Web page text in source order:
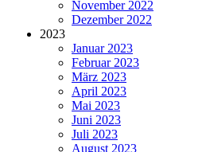
November 2022
Dezember 2022
2023
Januar 2023
Februar 2023
März 2023
April 2023
Mai 2023
Juni 2023
Juli 2023
August 2023